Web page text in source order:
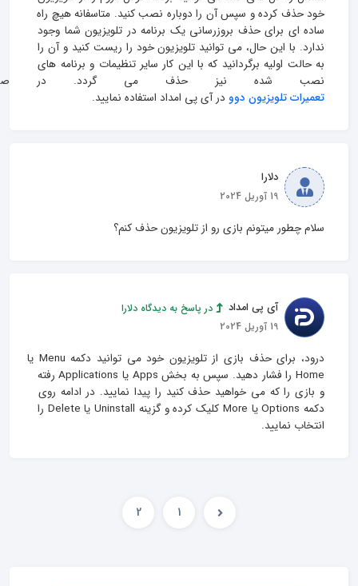
خود حذف کرده و سپس آن را دوباره نصب کنید. متاسفانه هیچ راه
ساده ای برای حذف بروزرسانی یک برنامه در تلویزیون شما وجود
ندارد. با این حال، می‌ توانید تلویزیون خود را ریست کنید و آن را
به حالت اولیه برگردانید که با این کار سایر تنظیمات و برنامه های
نصب شده نیز حذف می گردد. در
تعمیرات تلویزیون دوو در آی پی امداد استفاده نمایید.
دلارا
19 آوریل 2024
سلام چطور میتونم بازی رو از تلویزیون حذف کنم؟
آی پی امداد
در پاسخ به دیدگاه دلارا
19 آوریل 2024
درود، برای حذف بازی از تلویزیون خود می توانید دکمه Menu یا
Home را فشار دهید. سپس به بخش Apps یا Applications رفته
و بازی را که می خواهید حذف کنید را پیدا نمایید. در ادامه روی
دکمه Options یا More کلیک کرده و گزینه Uninstall یا Delete را
انتخاب نمایید.
1
2